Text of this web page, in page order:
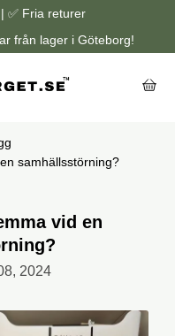
✅ Fria returer
från lager i Göteborg!
samhällsstörning?
vid en
2024